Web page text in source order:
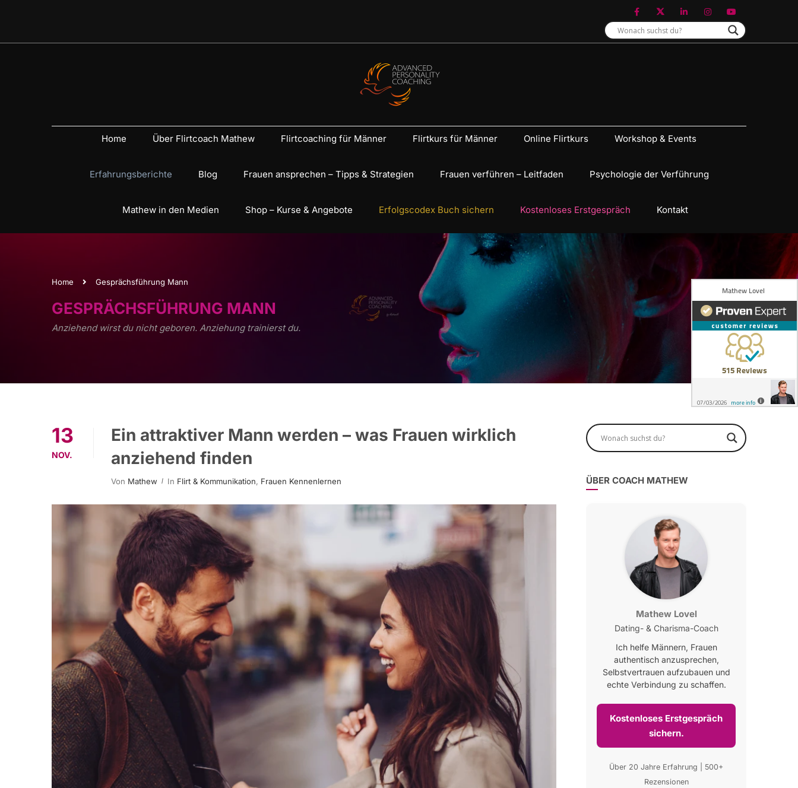
Home Über Flirtcoach Mathew Flirtcoaching für Männer Flirtkurs für Männer Online Flirtkurs Workshop & Events
Erfahrungsberichte Blog Frauen ansprechen – Tipps & Strategien Frauen verführen – Leitfaden Psychologie der Verführung
Mathew in den Medien Shop – Kurse & Angebote Erfolgscodex Buch sichern Kostenloses Erstgespräch Kontakt
Home Gesprächsführung Mann
GESPRÄCHSFÜHRUNG MANN
Anziehend wirst du nicht geboren. Anziehung trainierst du.
13
NOV.
Ein attraktiver Mann werden – was Frauen wirklich
anziehend finden
Von Mathew In Flirt & Kommunikation, Frauen Kennenlernen ÜBER COACH MATHEW
Mathew Lovel
Dating- & Charisma-Coach
Ich helfe Männern, Frauen
authentisch anzusprechen,
Selbstvertrauen aufzubauen und
echte Verbindung zu schaffen.
Kostenloses Erstgespräch
sichern.
Über 20 Jahre Erfahrung | 500+
Rezensionen